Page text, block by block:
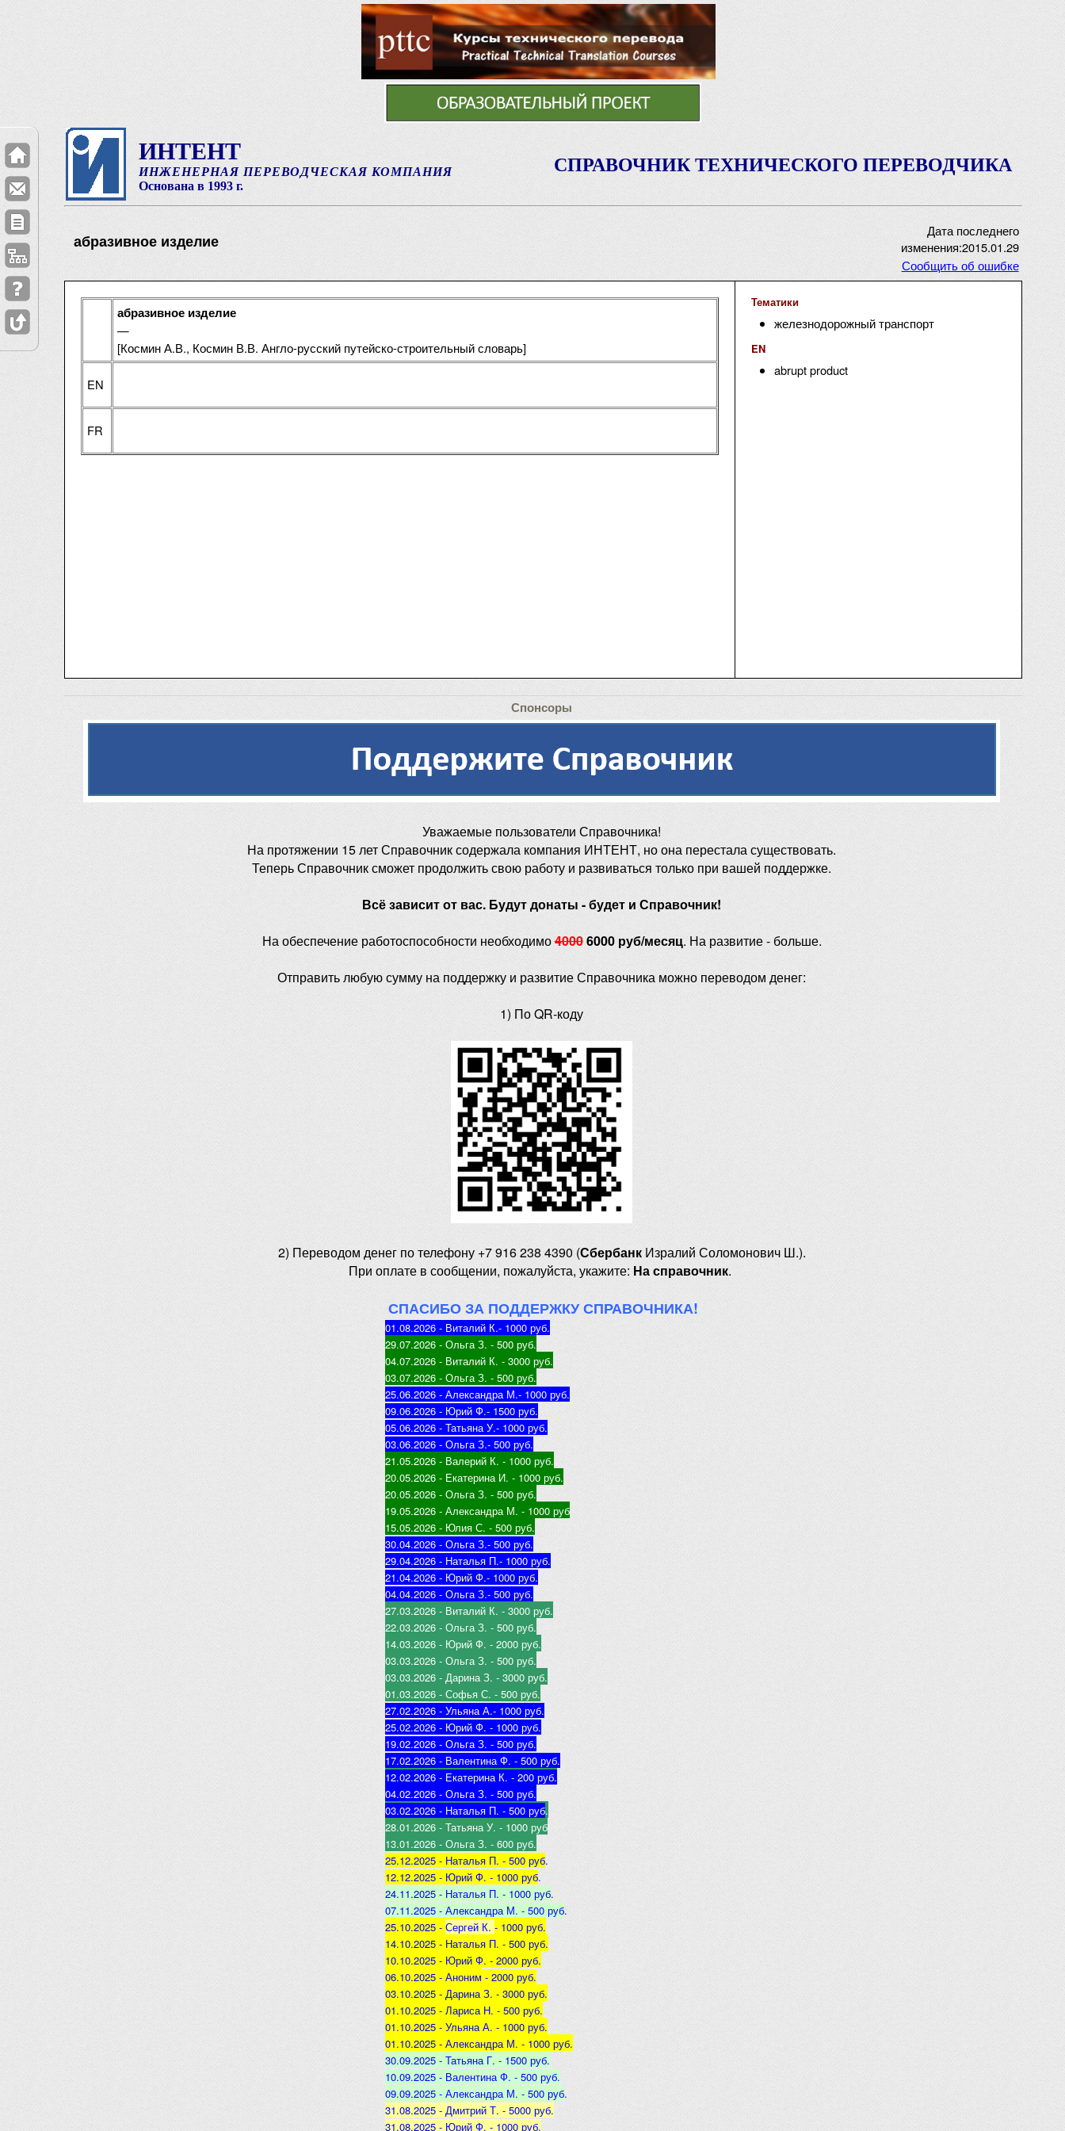
ИНТЕНТ
ИНЖЕНЕРНАЯ ПЕРЕВОДЧЕСКАЯ КОМПАНИЯ
Основана в 1993 г.
СПРАВОЧНИК ТЕХНИЧЕСКОГО ПЕРЕВОДЧИКА
абразивное изделие
Дата последнего
изменения:2015.01.29
Сообщить об ошибке
абразивное изделие
—
[Космин А.В., Космин В.В. Англо-русский путейско-строительный словарь]
EN
FR
Тематики
железнодорожный транспорт
EN
abrupt product
Спонсоры
Уважаемые пользователи Справочника!
На протяжении 15 лет Справочник содержала компания ИНТЕНТ, но она перестала существовать.
Теперь Справочник сможет продолжить свою работу и развиваться только при вашей поддержке.
Всё зависит от вас. Будут донаты - будет и Справочник!
На обеспечение работоспособности необходимо40006000 руб/месяц. На развитие - больше.
Отправить любую сумму на поддержку и развитие Справочника можно переводом денег:
1) По QR-коду
2) Переводом денег по телефону +7 916 238 4390 (Сбербанк Изралий Соломонович Ш.).
При оплате в сообщении, пожалуйста, укажите: На справочник.
СПАСИБО ЗА ПОДДЕРЖКУ СПРАВОЧНИКА!
01.08.2026 - Виталий К.- 1000 руб.
29.07.2026 - Ольга З. - 500 руб.
04.07.2026 - Виталий К. - 3000 руб.
03.07.2026 - Ольга З. - 500 руб.
25.06.2026 - Александра М.- 1000 руб.
09.06.2026 - Юрий Ф.- 1500 руб.
05.06.2026 - Татьяна У.- 1000 руб.
03.06.2026 - Ольга З.- 500 руб.
21.05.2026 - Валерий К. - 1000 руб.
20.05.2026 - Екатерина И. - 1000 руб.
20.05.2026 - Ольга З. - 500 руб.
19.05.2026 - Александра М. - 1000 руб
15.05.2026 - Юлия С. - 500 руб.
30.04.2026 - Ольга З.- 500 руб.
29.04.2026 - Наталья П.- 1000 руб.
21.04.2026 - Юрий Ф.- 1000 руб.
04.04.2026 - Ольга З.- 500 руб.
27.03.2026 - Виталий К. - 3000 руб.
22.03.2026 - Ольга З. - 500 руб.
14.03.2026 - Юрий Ф. - 2000 руб.
03.03.2026 - Ольга З. - 500 руб.
03.03.2026 - Дарина З. - 3000 руб.
01.03.2026 - Софья С. - 500 руб.
27.02.2026 - Ульяна А.- 1000 руб.
25.02.2026 - Юрий Ф. - 1000 руб.
19.02.2026 - Ольга З. - 500 руб.
17.02.2026 - Валентина Ф. - 500 руб.
12.02.2026 - Екатерина К. - 200 руб.
04.02.2026 - Ольга З. - 500 руб.
03.02.2026 - Наталья П. - 500 руб.
28.01.2026 - Татьяна У. - 1000 руб
13.01.2026 - ОльгаЗ. - 600 руб.
25.12.2025 - Наталья П. - 500 руб.
12.12.2025 - Юрий Ф. - 1000 руб.
24.11.2025 - Наталья П. - 1000 руб.
07.11.2025 - Александра М. - 500 руб.
25.10.2025 - Сергей К. - 1000 руб.
14.10.2025 - Наталья П. - 500 руб.
10.10.2025 - Юрий Ф. - 2000 руб.
06.10.2025 - Аноним - 2000 руб.
03.10.2025 - Дарина З. - 3000 руб.
01.10.2025 - Лариса Н. - 500 руб.
01.10.2025 - Ульяна А. - 1000 руб.
01.10.2025 - Александра М. - 1000 руб.
30.09.2025 - Татьяна Г. - 1500 руб.
10.09.2025 - Валентина Ф. - 500 руб.
09.09.2025 - Александра М. - 500 руб.
31.08.2025 - Дмитрий Т. - 5000 руб.
31.08.2025 - Юрий Ф. - 1000 руб.